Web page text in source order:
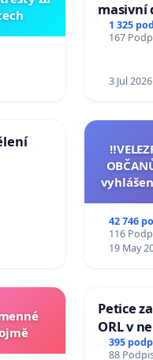
masivní
1 325
167
3 Jul 2026
na
42 746
116
19 May
Petice
ORL v
Hradec
395
88